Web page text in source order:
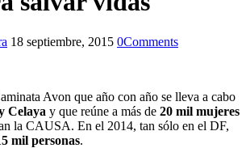
18 septiembre, 2015 0Comments
Avon que año con año se lleva a cabo
Celaya y que reúne a más de 20 mil mujeres
la CAUSA. En el 2014, tan sólo en el DF,
mil personas.